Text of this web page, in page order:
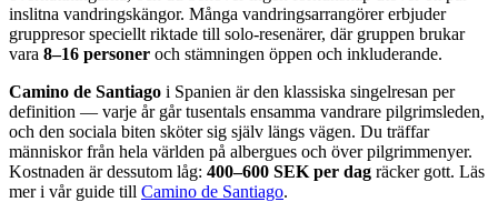
inslitna vandringskängor. Många vandringsarrangörer erbjuder
gruppresor speciellt riktade till solo-resenärer, där gruppen brukar
vara 8–16 personer och stämningen öppen och inkluderande.
Camino de Santiago i Spanien är den klassiska singelresan per
definition — varje år går tusentals ensamma vandrare pilgrimsleden,
och den sociala biten sköter sig själv längs vägen. Du träffar
människor från hela världen på albergues och över pilgrimmenyer.
Kostnaden är dessutom låg: 400–600 SEK per dag räcker gott. Läs
mer i vår guide till Camino de Santiago.